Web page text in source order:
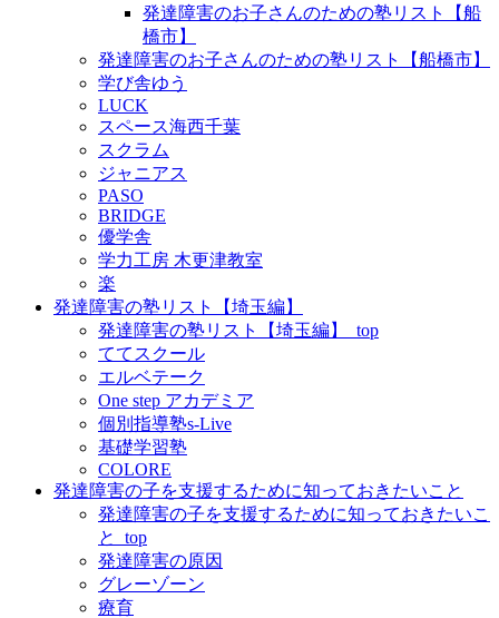
発達障害のお子さんのための塾リスト【船
橋市】
発達障害のお子さんのための塾リスト【船橋市】
学び舎ゆう
LUCK
スペース海西千葉
スクラム
ジャニアス
PASO
BRIDGE
優学舎
学力工房 木更津教室
楽
発達障害の塾リスト【埼玉編】
発達障害の塾リスト【埼玉編】_top
ててスクール
エルベテーク
One step アカデミア
個別指導塾s-Live
基礎学習塾
COLORE
発達障害の子を支援するために知っておきたいこと
発達障害の子を支援するために知っておきたいこ
と_top
発達障害の原因
グレーゾーン
療育